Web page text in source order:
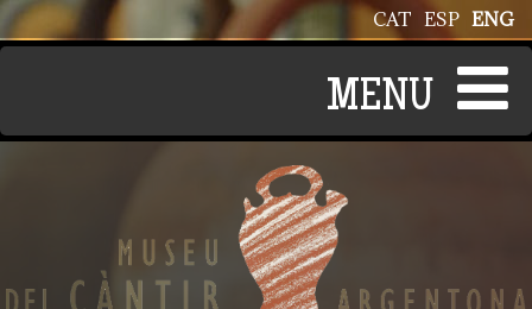
Skip to main content ENG
ESP
CAT